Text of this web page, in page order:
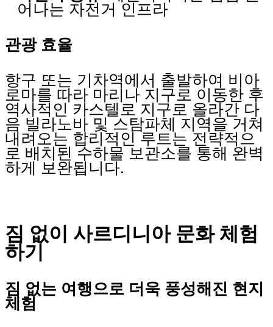
어나는 자전거 인프라
관광 효율
항구 또는 기차역에서 출발하여 비아
로마를 따라 마리나 지구로 이동한 후
역사적인 카스텔로 지구로 올라간 다
음 빌라노바 및 스탐파체 지역을 거쳐
내려오는 합리적인 루트는 전략적으
로 배치된 수하물 보관소를 통해 완벽
하게 보완됩니다.
짐 없이 사르디니아 문화 체험
하기
짐 없는 여행으로 더욱 풍성해진 현지
체험